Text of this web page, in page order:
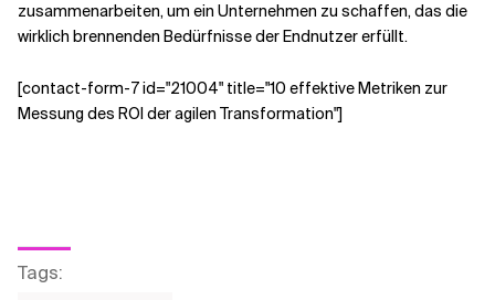
zusammenarbeiten, um ein Unternehmen zu schaffen, das die
wirklich brennenden Bedürfnisse der Endnutzer erfüllt.
[contact-form-7 id="21004" title="10 effektive Metriken zur
Messung des ROI der agilen Transformation"]
Tags: